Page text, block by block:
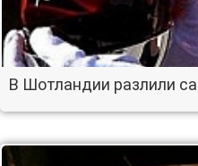
В Шотландии разлили